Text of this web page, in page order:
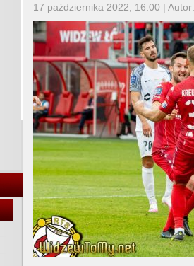
17 października 2022, 16:00 |